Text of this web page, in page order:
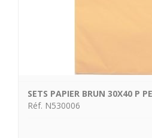
SETS PAPIER BRUN 30X40 P
Réf. N530006